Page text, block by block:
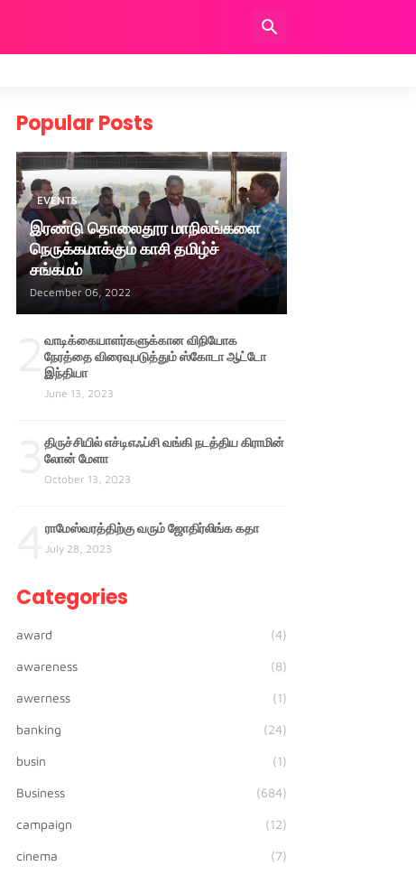
Popular Posts
EVENTS
இரண்டு தொலைதூர மாநிலங்களை
நெருக்கமாக்கும் காசி தமிழ்ச்
சங்கமம்
December 06, 2022
வாடிக்கையாளர்களுக்கான விநியோக
நேரத்தை விரைவுபடுத்தும் ஸ்கோடா ஆட்டோ
இந்தியா
June 13, 2023
திருச்சியில் எச்டிஎஃப்சி வங்கி நடத்திய கிராமின்
லோன் மேளா
October 13, 2023
ராமேஸ்வரத்திற்கு வரும் ஜோதிர்லிங்க கதா
July 28, 2023
Categories
award (4)
awareness (8)
awerness (1)
banking (24)
busin (1)
Business (684)
campaign (12)
cinema (7)